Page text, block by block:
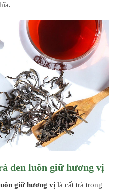
đen luôn giữ hương vị
giữ hương vị là cất trà trong